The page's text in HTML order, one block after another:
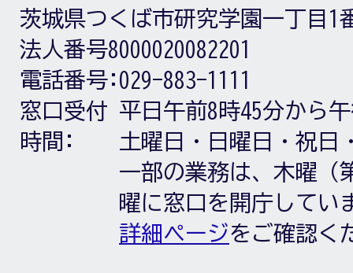
茨城県つくば市研究学園一丁目1
法人番号8000020082201
電話番号: 029-883-1111
窓口受付
時間:
平日午前8時45分から
土曜日・日曜日・祝日
一部の業務は、木曜（
曜に窓口を開庁してい
詳細ページをご確認く